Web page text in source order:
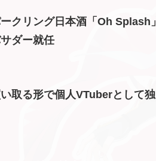
クリング日本酒「Oh Splash」
ダー就任
取る形で個人VTuberとして独